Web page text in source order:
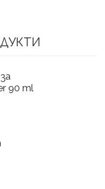
90 ml